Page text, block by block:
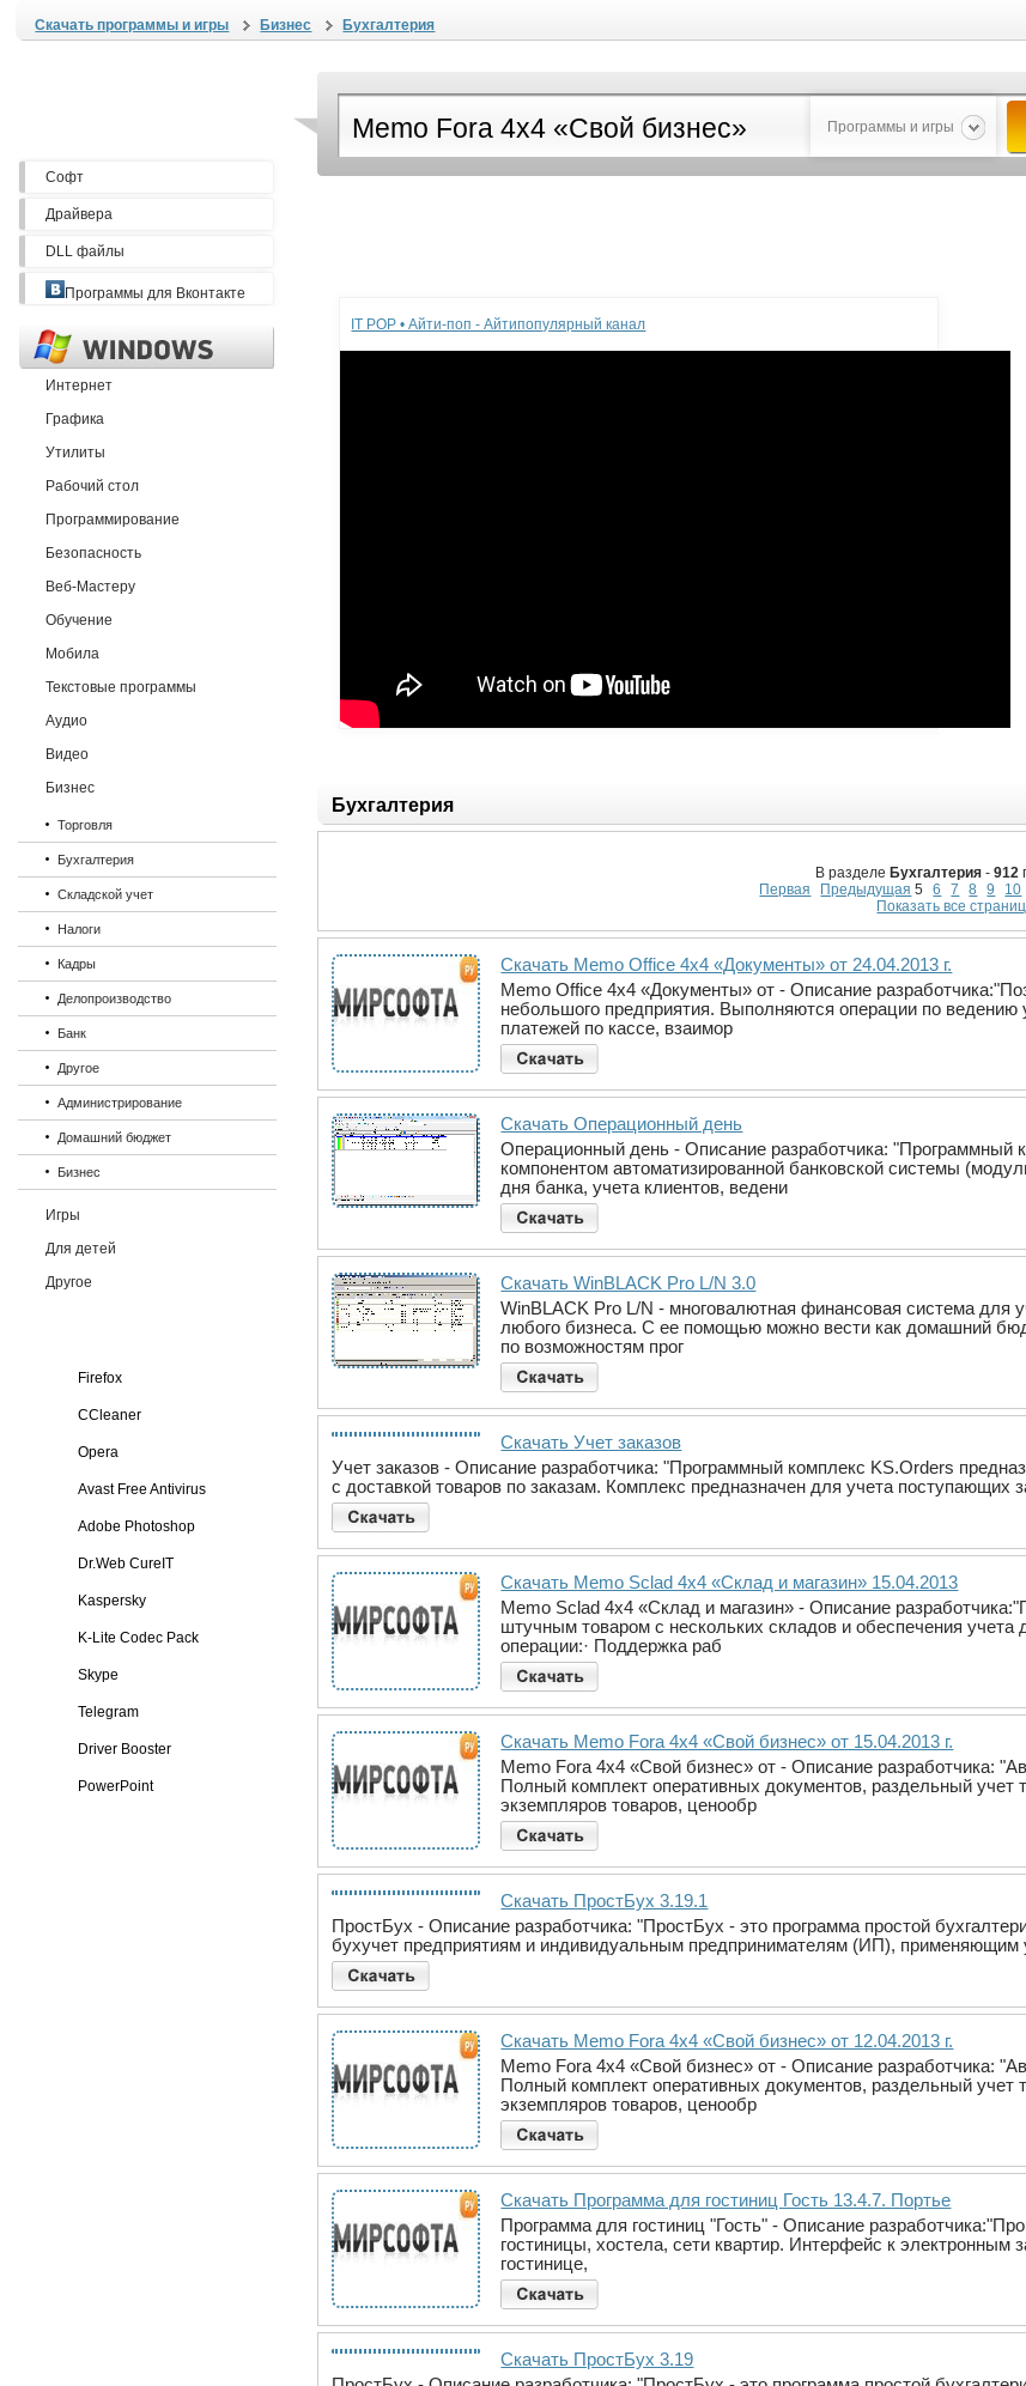
Скачать программы и игры Бизнес Бухгалтерия
Программы и игры
Софт
Драйвера
DLL файлы
Программы для Вконтакте
Интернет
Графика
Утилиты
Рабочий стол
Программирование
Безопасность
Веб-Мастеру
Обучение
Мобила
Текстовые программы
Аудио
Видео
Бизнес
Торговля
Бухгалтерия
Складской учет
Налоги
Кадры
Делопроизводство
Банк
Другое
Администрирование
Домашний бюджет
Бизнес
Игры
Для детей
Другое
Firefox
CCleaner
Opera
Avast Free Antivirus
Adobe Photoshop
Dr.Web CureIT
Kaspersky
K-Lite Codec Pack
Skype
Telegram
Driver Booster
PowerPoint
IT POP • Айти-поп - Айтипопулярный канал
Бухгалтерия
В разделе Бухгалтерия -912
Первая
Предыдущая 5 6 7 8 9 10
Показать все
Скачать Memo Office 4x4 «Документы» от 24.04.2013 г.
Memo Office 4x4 «Документы» от - Описание
небольшого предприятия. Выполняются операции по ведению
платежей по кассе, взаимор
Скачать Операционный день
Операционный день - Описание разработчика:
компонентом автоматизированной банковской системы
дня банка, учета клиентов, ведени
Скачать WinBLACK Pro L/N 3.0
WinBLACK Pro L/N - многовалютная финансовая система для
любого бизнеса. С ее помощью можно вести как домашний
по возможностям прог
Скачать Учет заказов
Учет заказов - Описание разработчика: "Программный комплекс KS.Orders
с доставкой товаров по заказам. Комплекс предназначен для учета поступающих
Скачать Memo Sclad 4x4 «Склад и магазин» 15.04.2013
Memo Sclad 4x4 «Склад и магазин» - Описание
штучным товаром с нескольких складов и обеспечения
операции:· Поддержка раб
Скачать Memo Fora 4x4 «Свой бизнес» от 15.04.2013 г.
Memo Fora 4x4 «Свой бизнес» от - Описание разработчика:
Полный комплект оперативных документов, раздельный
экземпляров товаров, ценообр
Скачать ПростБух 3.19.1
ПростБух - Описание разработчика: "ПростБух - это программа простой
бухучет предприятиям и индивидуальным предпринимателям (ИП),
Скачать Memo Fora 4x4 «Свой бизнес» от 12.04.2013 г.
Memo Fora 4x4 «Свой бизнес» от - Описание разработчика:
Полный комплект оперативных документов, раздельный
экземпляров товаров, ценообр
Скачать Программа для гостиниц Гость 13.4.7. Портье
Программа для гостиниц "Гость" - Описание
гостиницы, хостела, сети квартир. Интерфейс к
гостинице,
Скачать ПростБух 3.19